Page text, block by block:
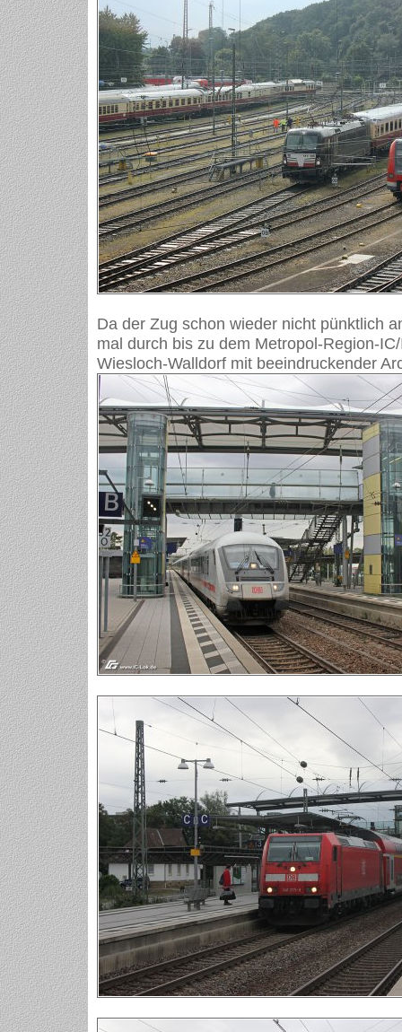
Da der Zug schon wieder nicht pünktlich
mal durch bis zu dem Metropol-Region-
Wiesloch-Walldorf mit beeindruckender